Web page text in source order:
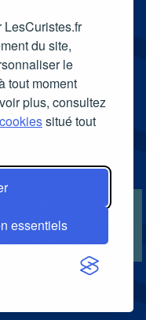
du site,
le
tout moment
plus, consultez
situé tout
essentiels
des
& Consent Framework
Platform n°92.
encliquant ici.